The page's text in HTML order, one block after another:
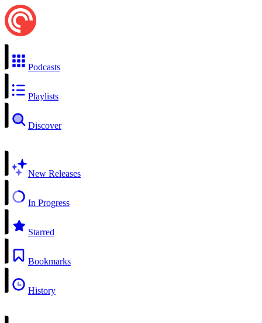
Podcasts
Playlists
Discover
New Releases
In Progress
Starred
Bookmarks
History